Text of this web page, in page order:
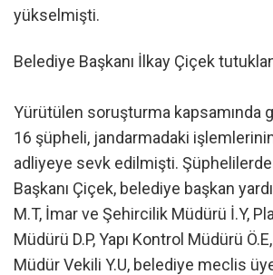
yükselmişti.
Belediye Başkanı İlkay Çiçek
Yürütülen soruşturma kapsamında
16 şüpheli, jandarmadaki
adliyeye sevk edilmişti.
Başkanı Çiçek, belediye başkan
M.T, İmar ve Şehircilik Müdürü İ.Y,
Müdürü D.P, Yapı Kontrol Müdürü
Müdür Vekili Y.U, belediye meclis